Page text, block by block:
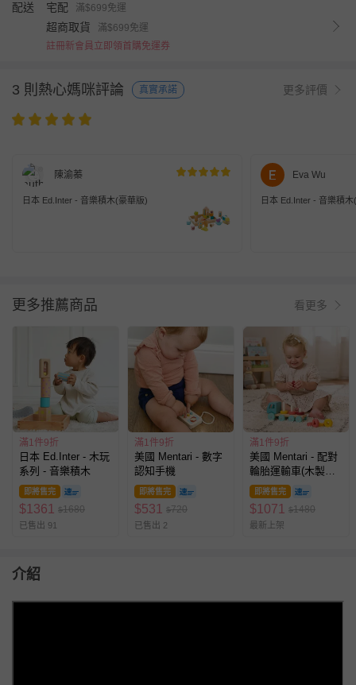
配送 宅配 滿$699免運
超商取貨
滿$699免運
註冊新會員立即領首購免運券
3 則熱心媽咪評論 真實承諾 更多評價
陳渝蓁
日本 Ed.Inter - 音樂積木(豪華版)
Eva Wu
日本 Ed.Inter - 音樂積
更多推薦商品 看更多
滿1件9折
日本 Ed.Inter - 木玩
系列 - 音樂積木
即將售完
$1361 $1680
已售出 91
滿1件9折
美國 Mentari - 數字
認知手機
即將售完
$531 $720
已售出 2
滿1件9折
美國 Mentari - 配對
輪胎運輸車(木製玩
具/配對遊戲/運輸車)
即將售完
$1071 $1480
最新上架
介紹